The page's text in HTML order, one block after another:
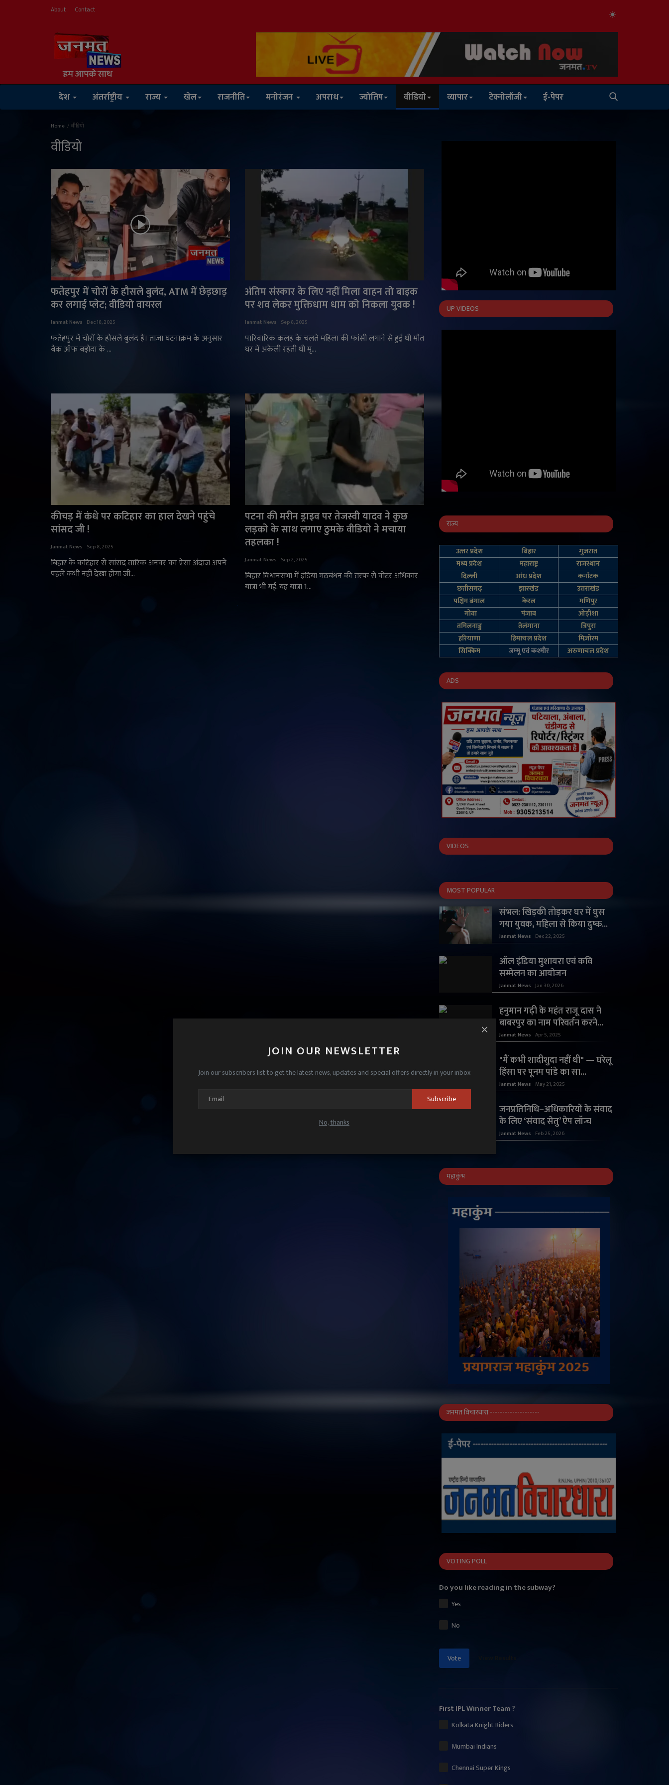
About Contact
देश अंतर्राष्ट्रीय राज्य खेल राजनीति मनोरंजन अपराध ज्योतिष वीडियो व्यापार टेक्नोलॉजी ई-पेपर
JOIN OUR NEWSLETTER
Join our subscribers list to get the latest news, updates and special offers directly in your inbox
Subscribe
No, thanks
Home वीडियो
वीडियो
फतेहपुर में चोरों के हौसले बुलंद, ATM में छेड़छाड़
कर लगाई प्लेट; वीडियो वायरल
Janmat News Dec 18, 2025
फतेहपुर में चोरों के हौसले बुलंद हैं। ताज़ा घटनाक्रम के अनुसार
बैंक ऑफ बड़ौदा के ...
अंतिम संस्कार के लिए नहीं मिला वाहन तो बाइक
पर शव लेकर मुक्तिधाम धाम को निकला युवक !
Janmat News Sep 8, 2025
पारिवारिक कलह के चलते महिला की फांसी लगाने से हुई थी मौत
घर में अकेली रहती थी मृ...
कीचड़ में कंधे पर कटिहार का हाल देखने पहुंचे
सांसद जी !
Janmat News Sep 8, 2025
बिहार के कटिहार से सांसद तारिक अनवर का ऐसा अंदाज अपने
पहले कभी नहीं देखा होगा जी...
पटना की मरीन ड्राइव पर तेजस्वी यादव ने कुछ
लड़को के साथ लगाए ठुमके वीडियो ने मचाया
तहलका !
Janmat News Sep 2, 2025
बिहार विधानसभा में इंडिया गठबंधन की तरफ से वोटर अधिकार
यात्रा भी गई. यह यात्रा 1...
UP VIDEOS
राज्य
उत्‍तर प्रदेश बिहार
गुजरात
मध्य प्रदेश
महाराष्ट्र
राजस्थान
दिल्‍ली
आंध्र प्रदेश
कर्नाटक
छत्तीसगढ़
झारखंड
उत्तराखंड
पश्चिम बंगाल
केरल
मणिपुर
गोवा
पंजाब
ओड़ीशा
तमिलनाडु
तेलंगाना
त्रिपुरा
हरियाणा
हिमाचल प्रदेश
मिज़ोरम
सिक्किम
जम्‍मू एवं कश्‍मीर अरुणाचल प्रदेश
ADS
VIDEOS
MOST POPULAR
संभल: खिड़की तोड़कर घर में घुस
गया युवक, महिला से किया दुष्क...
Janmat News Dec 22, 2025
ऑल इंडिया मुशायरा एवं कवि
सम्मेलन का आयोजन
Janmat News Jan 30, 2026
हनुमान गढ़ी के महंत राजू दास ने
बाबरपुर का नाम परिवर्तन करने...
Janmat News Apr 5, 2025
"मैं कभी शादीशुदा नहीं थी" — घरेलू
हिंसा पर पूनम पांडे का सा...
Janmat News May 21, 2025
जनप्रतिनिधि–अधिकारियों के संवाद
के लिए ‘संवाद सेतु’ ऐप लॉन्च
Janmat News Feb 25, 2026
महाकुंभ
जनमत विचारधारा --------------------
VOTING POLL
Do you like reading in the subway?
Yes
No
Vote
First IPL Winner Team ?
Kolkata Knight Riders
Mumbai Indians
Chennai Super Kings